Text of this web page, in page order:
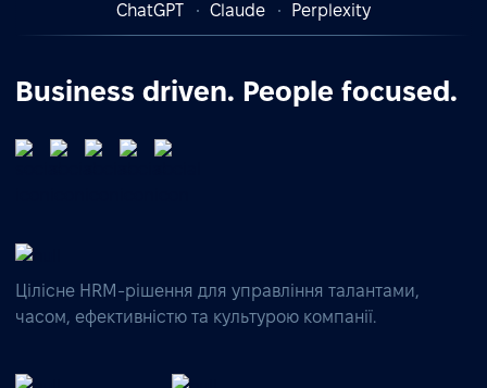
ChatGPT
Claude Perplexity
Business driven. People focused.
Цілісне HRM-рішення для управління талантами,
часом, ефективністю та культурою компанії.